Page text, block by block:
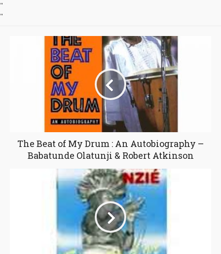
"
"
The Beat of My Drum : An Autobiography –
Babatunde Olatunji & Robert Atkinson